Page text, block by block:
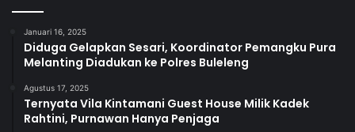
Januari 16, 2025
Diduga Gelapkan Sesari, Koordinator Pemangku Pura
Melanting Diadukan ke Polres Buleleng
Agustus 17, 2025
Ternyata Vila Kintamani Guest House Milik Kadek
Rahtini, Purnawan Hanya Penjaga